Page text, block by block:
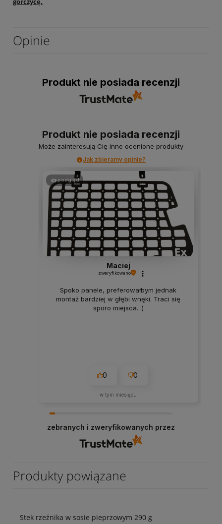
Opinie
Produkt nie posiada recenzji
Produkt nie posiada recenzji
Może zainteresują Cię inne ocenione produkty
Jak zbieramy opinie?
podgląd
Maciej
zweryfikowano
Spoko panele, preferowałbym jednak
montaż bardziej w głębi wnęki. Traci się
sporo miejsca. :)
0 0
w tym miesiącu
zebranych i zweryfikowanych przez
Produkty powiązane
Stek rzeźnika w sosie pieprzowym 290 g